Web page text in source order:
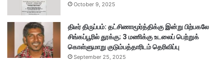
October 9, 2025
திடீர் திருப்பம்: தட்சிணாமூர்த்திக்கு இன்று பிற்பகலே
சிங்கப்பூரில் தூக்கு; 3 மணிக்கு உடலைப் பெற்றுக்
கொள்ளுமாறு குடும்பத்தாரிடம் தெரிவிப்பு
September 25, 2025